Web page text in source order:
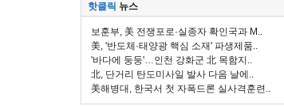
핫클릭 뉴스
보훈부, 美 전쟁포로·실종자 확인국과 M..
美, '반도체·태양광 핵심 소재' 파생제품..
'바다에 둥둥'…인천 강화군 北 목함지..
北, 단거리 탄도미사일 발사 다음 날에..
美해병대, 한국서 첫 자폭드론 실사격훈련..